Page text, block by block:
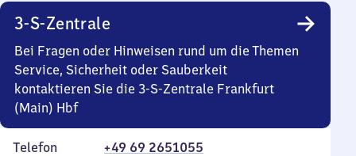
3-S-Zentrale
Bei Fragen oder Hinweisen rund um die Themen
Service, Sicherheit oder Sauberkeit
kontaktieren Sie die 3-S-Zentrale Frankfurt
(Main) Hbf
Telefon
+49 69 2651055